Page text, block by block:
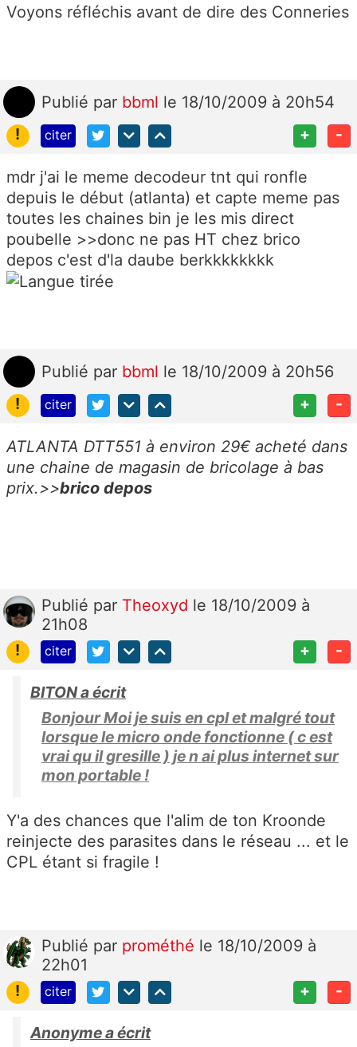
Voyons réfléchis avant de dire des Conneries
Publié par bbml le 18/10/2009 à 20h54
!
citer + -
mdr j'ai le meme decodeur tnt qui ronfle
depuis le début (atlanta) et capte meme pas
toutes les chaines bin je les mis direct
poubelle >>donc ne pas HT chez brico
depos c'est d'la daube berkkkkkkkk
Publié par bbml le 18/10/2009 à 20h56
!
citer + -
ATLANTA DTT551 à environ 29€ acheté dans
une chaine de magasin de bricolage à bas
prix.>>brico depos
Publié par Theoxyd le 18/10/2009 à
21h08
!
citer + -
BITON a écrit
Bonjour Moi je suis en cpl et malgré tout
lorsque le micro onde fonctionne ( c est
vrai qu il gresille ) je n ai plus internet sur
mon portable !
Y'a des chances que l'alim de ton Kroonde
reinjecte des parasites dans le réseau ... et le
CPL étant si fragile !
Publié par prométhé le 18/10/2009 à
22h01
!
citer + -
Anonyme a écrit